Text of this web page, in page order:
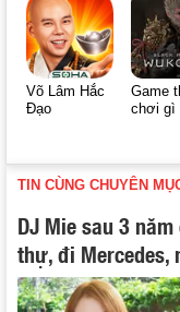
Võ Lâm Hắc
Đạo
Game
chơi gì
TIN CÙNG CHUYÊN
DJ Mie sau 3
thự, đi Mercedes,